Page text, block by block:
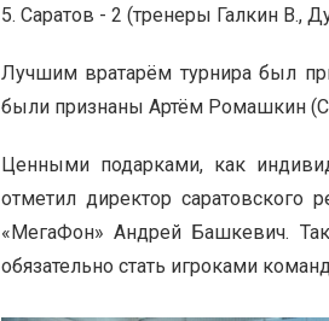
5. Саратов - 2 (тренеры Галкин В.,
Лучшим вратарём турнира был
были признаны Артём Ромашкин
Ценными подарками, как
отметил директор саратовского
«МегаФон» Андрей Башкевич.
обязательно стать игроками